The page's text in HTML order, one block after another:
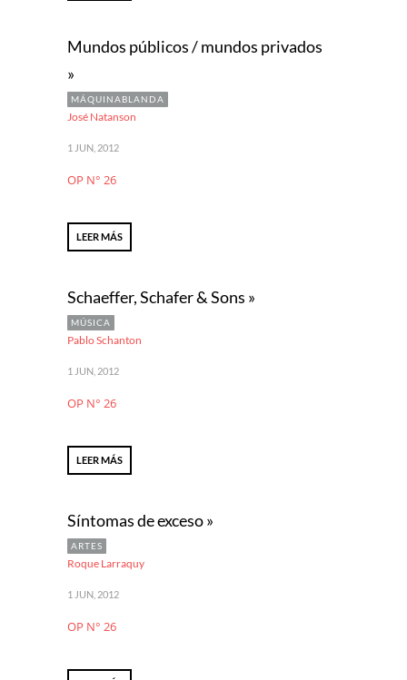
Mundos públicos / mundos privados
»
MÁQUINABLANDA
José Natanson
1 JUN, 2012
OP N° 26
LEER MÁS
Schaeffer, Schafer & Sons »
MÚSICA
Pablo Schanton
1 JUN, 2012
OP N° 26
LEER MÁS
Síntomas de exceso »
ARTES
Roque Larraquy
1 JUN, 2012
OP N° 26